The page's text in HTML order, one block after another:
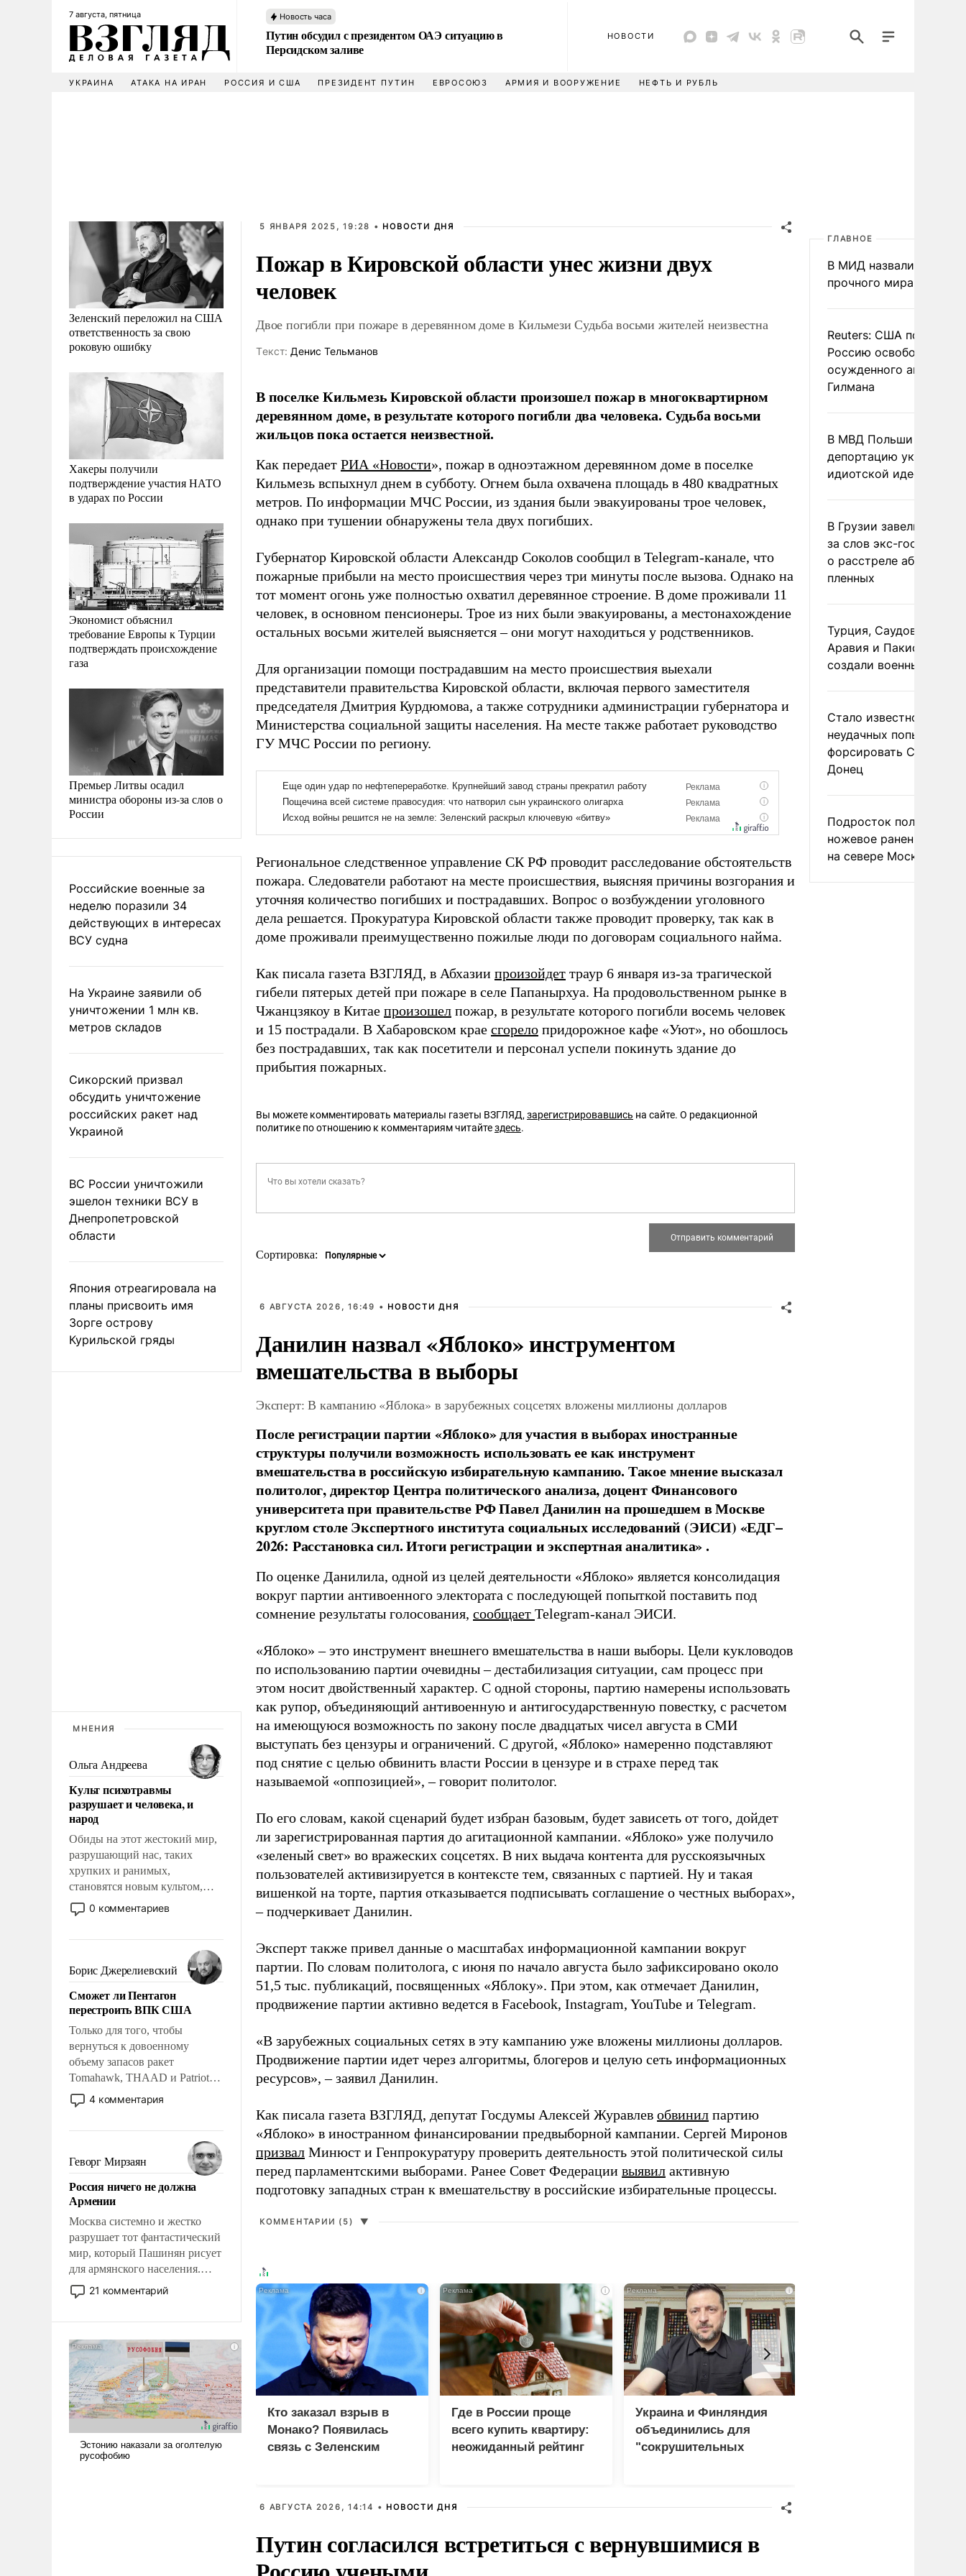
7 августа, пятница Новость часа
Путин обсудил с президентом ОАЭ ситуацию в
Персидском заливе
НОВОСТИ
УКРАИНА АТАКА НА ИРАН РОССИЯ И США ПРЕЗИДЕНТ ПУТИН ЕВРОСОЮЗ АРМИЯ И ВООРУЖЕНИЕ НЕФТЬ И РУБЛЬ
Зеленский переложил на США
ответственность за свою
роковую ошибку
Хакеры получили
подтверждение участия НАТО
в ударах по России
Экономист объяснил
требование Европы к Турции
подтверждать происхождение
газа
Премьер Литвы осадил
министра обороны из-за слов о
России
Российские военные за
неделю поразили 34
действующих в интересах
ВСУ судна
На Украине заявили об
уничтожении 1 млн кв.
метров складов
Сикорский призвал
обсудить уничтожение
российских ракет над
Украиной
ВС России уничтожили
эшелон техники ВСУ в
Днепропетровской
области
Япония отреагировала на
планы присвоить имя
Зорге острову
Курильской гряды
МНЕНИЯ
Ольга Андреева
Культ психотравмы
разрушает и человека, и
народ
Обиды на этот жестокий мир,
разрушающий нас, таких
хрупких и ранимых,
становятся новым культом,
постепенно вытесняя и
отменяя традиционное
мужественным и твердым под
ударами судьбы, брать на себя
ответственность, помогать
слабым, идти вперед и
адаптироваться.
0 комментариев
Борис Джерелиевский
Сможет ли Пентагон
перестроить ВПК США
Только для того, чтобы
вернуться к довоенному
объему запасов ракет
Tomahawk, THAAD и Patriot
США потребуется более трех
лет. Даже небольшая война с
Сложившаяся ситуация
означает многолетний период
уязвимости США, например,
перед Китаем.
4 комментария
Геворг Мирзаян
Россия ничего не должна
Армении
Москва системно и жестко
разрушает тот фантастический
мир, который Пашинян рисует
для армянского населения.
Мир, где политические
прожекты будут безусловно
налогоплательщиков и где
Еревану за свои поступки не
нужно отвечать.
21 комментарий
5 ЯНВАРЯ 2025, 19:28 • НОВОСТИ ДНЯ
Пожар в Кировской области унес жизни двух
человек
Двое погибли при пожаре в деревянном доме в Кильмези Судьба восьми жителей неизвестна
Tекст: Денис Тельманов
В поселке Кильмезь Кировской области произошел пожар в многоквартирном
деревянном доме, в результате которого погибли два человека. Судьба восьми
жильцов пока остается неизвестной.
Как передает РИА «Новости», пожар в одноэтажном деревянном доме в поселке
Кильмезь вспыхнул днем в субботу. Огнем была охвачена площадь в 480 квадратных
метров. По информации МЧС России, из здания были эвакуированы трое человек,
однако при тушении обнаружены тела двух погибших.
Губернатор Кировской области Александр Соколов сообщил в Telegram-канале, что
пожарные прибыли на место происшествия через три минуты после вызова. Однако на
тот момент огонь уже полностью охватил деревянное строение. В доме проживали 11
человек, в основном пенсионеры. Трое из них были эвакуированы, а местонахождение
остальных восьми жителей выясняется – они могут находиться у родственников.
Для организации помощи пострадавшим на место происшествия выехали
представители правительства Кировской области, включая первого заместителя
председателя Дмитрия Курдюмова, а также сотрудники администрации губернатора и
Министерства социальной защиты населения. На месте также работает руководство
ГУ МЧС России по региону.
Региональное следственное управление СК РФ проводит расследование обстоятельств
пожара. Следователи работают на месте происшествия, выясняя причины возгорания и
уточняя количество погибших и пострадавших. Вопрос о возбуждении уголовного
дела решается. Прокуратура Кировской области также проводит проверку, так как в
доме проживали преимущественно пожилые люди по договорам социального найма.
Как писала газета ВЗГЛЯД, в Абхазии произойдет траур 6 января из-за трагической
гибели пятерых детей при пожаре в селе Папанырхуа. На продовольственном рынке в
Чжанцзякоу в Китае произошел пожар, в результате которого погибли восемь человек
и 15 пострадали. В Хабаровском крае сгорело придорожное кафе «Уют», но обошлось
без пострадавших, так как посетители и персонал успели покинуть здание до
прибытия пожарных.
Вы можете комментировать материалы газеты ВЗГЛЯД, зарегистрировавшись на сайте. О редакционной
политике по отношению к комментариям читайтездесь.
Сортировка:
6 АВГУСТА 2026, 16:49 • НОВОСТИ ДНЯ
Данилин назвал «Яблоко» инструментом
вмешательства в выборы
Эксперт: В кампанию «Яблока» в зарубежных соцсетях вложены миллионы долларов
После регистрации партии «Яблоко» для участия в выборах иностранные
структуры получили возможность использовать ее как инструмент
вмешательства в российскую избирательную кампанию. Такое мнение высказал
политолог, директор Центра политического анализа, доцент Финансового
университета при правительстве РФ Павел Данилин на прошедшем в Москве
круглом столе Экспертного института социальных исследований (ЭИСИ) «ЕДГ–
2026: Расстановка сил. Итоги регистрации и экспертная аналитика» .
По оценке Данилила, одной из целей деятельности «Яблоко» является консолидация
вокруг партии антивоенного электората с последующей попыткой поставить под
сомнение результаты голосования, сообщает Telegram-канал ЭИСИ.
«Яблоко» – это инструмент внешнего вмешательства в наши выборы. Цели кукловодов
по использованию партии очевидны – дестабилизация ситуации, сам процесс при
этом носит двойственный характер. С одной стороны, партию намерены использовать
как рупор, объединяющий антивоенную и антигосударственную повестку, с расчетом
на имеющуюся возможность по закону после двадцатых чисел августа в СМИ
выступать без цензуры и ограничений. С другой, «Яблоко» намеренно подставляют
под снятие с целью обвинить власти России в цензуре и в страхе перед так
называемой «оппозицией», – говорит политолог.
По его словам, какой сценарий будет избран базовым, будет зависеть от того, дойдет
ли зарегистрированная партия до агитационной кампании. «Яблоко» уже получило
«зеленый свет» во вражеских соцсетях. В них выдача контента для русскоязычных
пользователей активизируется в контексте тем, связанных с партией. Ну и такая
вишенкой на торте, партия отказывается подписывать соглашение о честных выборах»,
– подчеркивает Данилин.
Эксперт также привел данные о масштабах информационной кампании вокруг
партии. По словам политолога, с июня по начало августа было зафиксировано около
51,5 тыс. публикаций, посвященных «Яблоку». При этом, как отмечает Данилин,
продвижение партии активно ведется в Facebook, Instagram, YouTube и Telegram.
«В зарубежных социальных сетях в эту кампанию уже вложены миллионы долларов.
Продвижение партии идет через алгоритмы, блогеров и целую сеть информационных
ресурсов», – заявил Данилин.
Как писала газета ВЗГЛЯД, депутат Госдумы Алексей Журавлев обвинил партию
«Яблоко» в иностранном финансировании предвыборной кампании. Сергей Миронов
призвал Минюст и Генпрокуратуру проверить деятельность этой политической силы
перед парламентскими выборами. Ранее Совет Федерации выявил активную
подготовку западных стран к вмешательству в российские избирательные процессы.
КОММЕНТАРИИ (5) ▼
i
Кто заказал взрыв в
Монако? Появилась
связь с Зеленским
i
Где в России проще
всего купить квартиру:
неожиданный рейтинг
i
Украина и Финляндия
объединились для
"сокрушительных
6 АВГУСТА 2026, 14:14 • НОВОСТИ ДНЯ
Путин согласился встретиться с вернувшимися в
ГЛАВНОЕ
В МИД назвали условия
прочного мира на
Reuters: США
Россию освободить
осужденного
Гилмана
В МВД Польши назвали
депортацию украинцев
идиотской идеей
В Грузии завели дело
за слов экс-
о расстреле абхазских
пленных
Турция, Саудовская
Аравия и Пакистан
создали военный союз
Стало известно о
неудачных попытках
форсировать
Донец
Подросток получил
ножевое ранение в
на севере Москвы